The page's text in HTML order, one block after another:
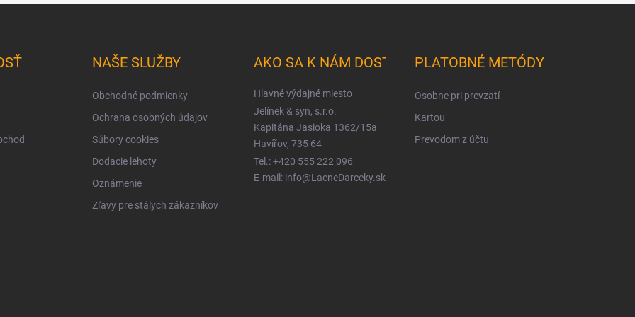
NAŠE SLUŽBY
Obchodné podmienky
Ochrana osobných údajov
Súbory cookies
Dodacie lehoty
Oznámenie
Zľavy pre stálych zákazníkov
AKO SA K NÁM DOSTANETE
Hlavné výdajné miesto
Jelínek & syn, s.r.o.
Kapitána Jasioka 1362/15a
Havířov, 735 64
Tel.: +420 555 222 096
E-mail: info@LacneDarceky.sk
PLATOBNÉ METÓDY
Osobne pri prevzatí
Kartou
Prevodom z účtu